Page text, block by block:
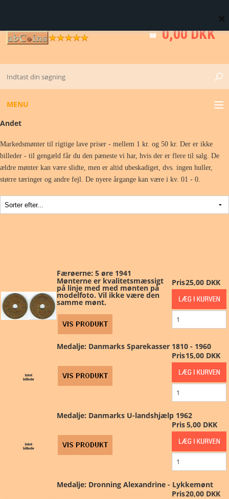
0,00 DKK
MENU
KV. M - 0 - 01
DK FØR 1874
DK FRA 1873
DK SEDLER
UDLAND
MARKED
BESTIL
Andet
Markedsmønter til rigtige lave priser - mellem 1 kr. og 50 kr. Der er ikke
billeder - til gengæld får du den pæneste vi har, hvis der er flere til salg. De
ældre mønter kan være slidte, men er altid ubeskadiget, dvs. ingen huller,
større tæringer og andre fejl. De nyere årgange kan være i kv. 01 - 0.
Færøerne: 5 øre 1941
Mønterne er kvalitetsmæssigt
på linje med med mønten på
modelfoto. Vil ikke være den
samme mønt.
Pris25,00 DKK
Medalje: Danmarks Sparekasser 1810 - 1960
Pris15,00 DKK
Medalje: Danmarks U-landshjælp 1962
Pris5,00 DKK
Medalje: Dronning Alexandrine - Lykkemønt
Pris20,00 DKK